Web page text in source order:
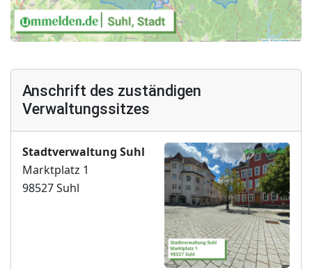
Anschrift des zuständigen
Verwaltungssitzes
Stadtverwaltung Suhl
Marktplatz 1
98527 Suhl